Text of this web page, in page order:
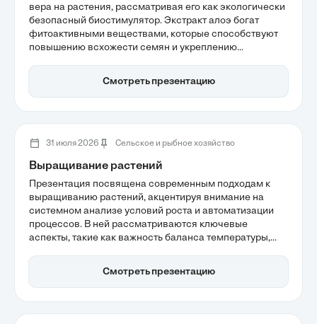
вера на растения, рассматривая его как экологически
безопасный биостимулятор. Экстракт алоэ богат
фитоактивными веществами, которые способствуют
повышению всхожести семян и укреплению
действия алоэ, включая стимуляцию клеточного
метаболизма и развитие корневой системы, что
Смотреть презентацию
31 июля 2026 Сельское и рыбное хозяйство
Выращивание растений
Презентация посвящена современным подходам к
выращиванию растений, акцентируя внимание на
системном анализе условий роста и автоматизации
процессов. В ней рассматриваются ключевые
аспекты, такие как важность баланса температуры,
освещения и оптимизация субстрата. Эти технологии
помогают минимизировать риски заболеваний и
Смотреть презентацию